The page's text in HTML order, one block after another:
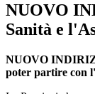
NUOVO
Sanità e
NUOVO
poter partire con